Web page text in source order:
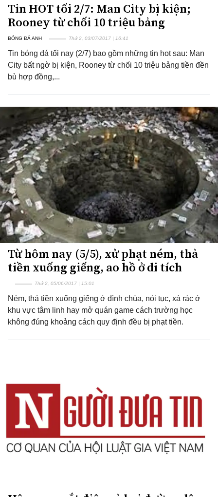
Tin HOT tối 2/7: Man City bị kiện;
Rooney từ chối 10 triệu bảng
BÓNG ĐÁ ANH Thứ 2, 03/07/2017 | 16:41
Tin bóng đá tối nay (2/7) bao gồm những tin hot sau: Man
City bất ngờ bị kiện, Rooney từ chối 10 triệu bảng tiền đền
bù hợp đồng,...
Từ hôm nay (5/5), xử phạt ném, thả
tiền xuống giếng, ao hồ ở di tích
Thứ 2, 05/06/2017 | 15:01
Ném, thả tiền xuống giếng ở đình chùa, nói tục, xả rác ở
khu vực tâm linh hay mở quán game cách trường học
không đúng khoảng cách quy định đều bị phạt tiền.